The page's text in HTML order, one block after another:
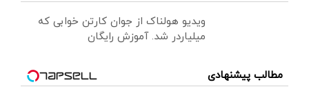
ویدیو هولناک از جوان کارتن خوابی که
میلیاردر شد. آموزش رایگان
مطالب پیشنهادی